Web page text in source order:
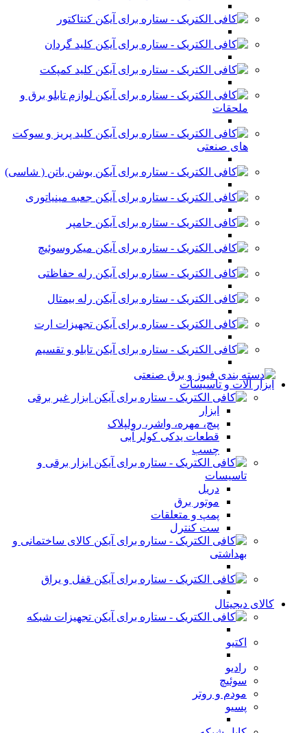
کنتاکتور
کلید گردان
کلید کمپکت
لوازم تابلو برق و
ملحقات
کلید پریز و سوکت
های صنعتی
بوشن باتن ( شاسی)
جعبه مینیاتوری
جامپر
میکروسوئیچ
رله حفاظتی
رله بیمتال
تجهیزات ارت
تابلو و تقسیم
ابزار آلات و تاسیسات
ابزار غیر برقی
ابزار
پیچ، مهره، واشر، رولپلاک
قطعات یدکی کولر آبی
چسب
ابزار برقی و
تاسیسات
دریل
موتور برق
پمپ و متعلقات
ست کنترل
کالای ساختمانی و
بهداشتی
قفل و یراق
کالای دیجیتال
تجهیزات شبکه
اکتیو
رادیو
سوئیچ
مودم و روتر
پسیو